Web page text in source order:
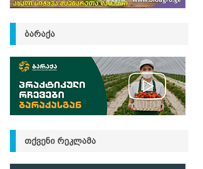
ᲑᲐᲠᲐᲥᲐ
ᲗᲥᲕᲔᲜᲘ ᲠᲔᲙᲚᲐᲛᲐ